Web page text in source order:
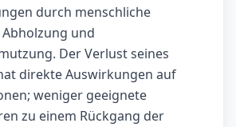
durch menschliche
und
Der Verlust seines
direkte Auswirkungen auf
weniger geeignete
zu einem Rückgang der